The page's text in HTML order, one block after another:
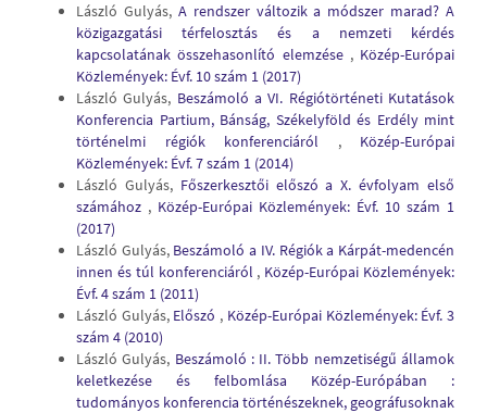
László Gulyás, A rendszer változik a módszer marad? A
közigazgatási térfelosztás és a nemzeti kérdés
kapcsolatának összehasonlító elemzése , Közép-Európai
Közlemények: Évf. 10 szám 1 (2017)
László Gulyás, Beszámoló a VI. Régiótörténeti Kutatások
Konferencia Partium, Bánság, Székelyföld és Erdély mint
történelmi régiók konferenciáról , Közép-Európai
Közlemények: Évf. 7 szám 1 (2014)
László Gulyás, Főszerkesztői előszó a X. évfolyam első
számához , Közép-Európai Közlemények: Évf. 10 szám 1
(2017)
László Gulyás, Beszámoló a IV. Régiók a Kárpát-medencén
innen és túl konferenciáról , Közép-Európai Közlemények:
Évf. 4 szám 1 (2011)
László Gulyás, Előszó , Közép-Európai Közlemények: Évf. 3
szám 4 (2010)
László Gulyás, Beszámoló : II. Több nemzetiségű államok
keletkezése és felbomlása Közép-Európában :
tudományos konferencia történészeknek, geográfusoknak